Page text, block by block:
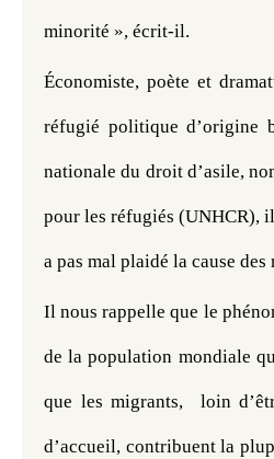
minorité », écrit-il.
Économiste, poète et
réfugié politique d’origine
nationale du droit d’asile,
pour les réfugiés (UNHCR),
a pas mal plaidé la cause des
Il nous rappelle que le
de la population mondiale
que les migrants,  loin
d’accueil, contribuent la